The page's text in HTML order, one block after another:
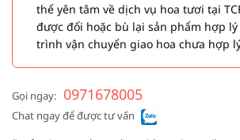
thể yên tâm về dịch vụ hoa tươi tại
được đổi hoặc bù lại sản phẩm hợp
trình vận chuyển giao hoa chưa hợp
Gọi ngay: 0971678005
Chat ngay để được tư vấn